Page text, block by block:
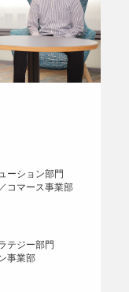
ーション部門
コマース事業部
テジー部門
事業部